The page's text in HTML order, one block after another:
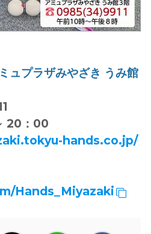
ュプラザみやざき うみ館
20：00
hands.co.jp/
Hands_Miyazaki